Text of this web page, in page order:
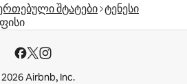
შტატები ტენესი
Airbnb, Inc.